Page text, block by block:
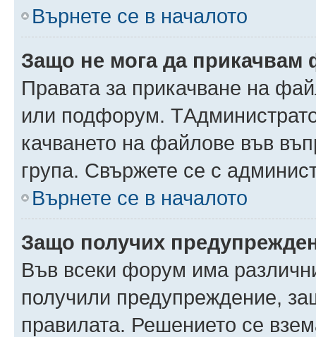
Върнете се в началото
Защо не мога да прикачвам
Правата за прикачване на
или подфорум.
качването на файлове във
група. Свържете се с
Върнете се в началото
Защо получих
Във всеки форум има
получили предупреждение,
правилата. Решението се